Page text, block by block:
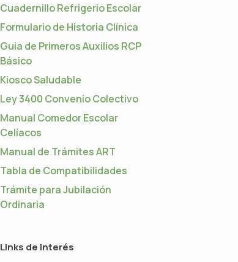
Cuadernillo Refrigerio Escolar
Formulario de Historia Clínica
Guia de Primeros Auxilios RCP
Básico
Kiosco Saludable
Ley 3400 Convenio Colectivo
Manual Comedor Escolar
Celíacos
Manual de Trámites ART
Tabla de Compatibilidades
Trámite para Jubilación
Ordinaria
Links de interés